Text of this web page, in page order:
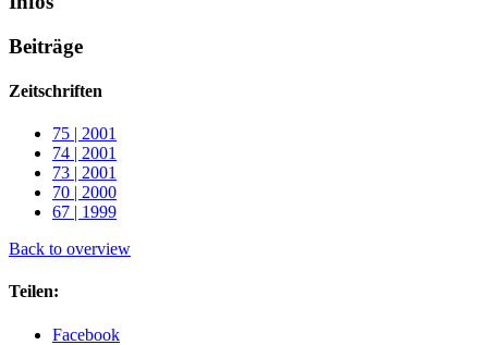
Beiträge
Zeitschriften
75 | 2001
74 | 2001
73 | 2001
70 | 2000
67 | 1999
Back to overview
Teilen:
Facebook